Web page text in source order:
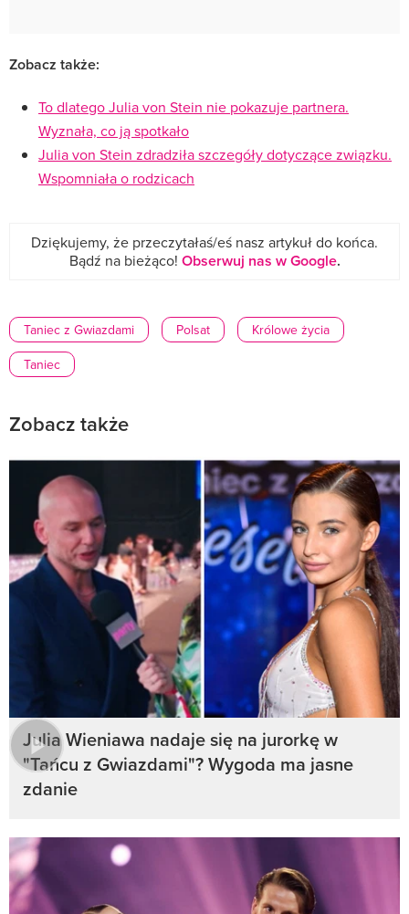
Zobacz także:
To dlatego Julia von Stein nie pokazuje partnera.
Wyznała, co ją spotkało
Julia von Stein zdradziła szczegóły dotyczące związku.
Wspomniała o rodzicach
Dziękujemy, że przeczytałaś/eś nasz artykuł do końca.
Bądź na bieżąco! Obserwuj nas w Google.
Taniec z Gwiazdami Polsat
Królowe życia
Taniec
Zobacz także
Julia Wieniawa nadaje się na jurorkę w
"Tańcu z Gwiazdami"? Wygoda ma jasne
zdanie